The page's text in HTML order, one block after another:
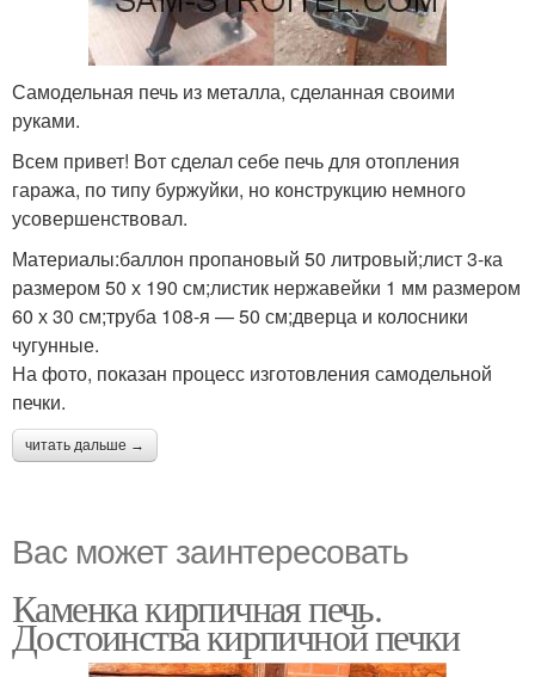
Самодельная печь из металла, сделанная своими
руками.
Всем привет! Вот сделал себе печь для отопления
гаража, по типу буржуйки, но конструкцию немного
усовершенствовал.
Материалы:баллон пропановый 50 литровый;лист 3-ка
размером 50 х 190 см;листик нержавейки 1 мм размером
60 х 30 см;труба 108-я — 50 см;дверца и колосники
чугунные.
На фото, показан процесс изготовления самодельной
печки.
читать дальше →
Вас может заинтересовать
Каменка кирпичная печь.
Достоинства кирпичной печки